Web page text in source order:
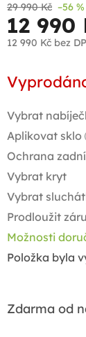
29 990 Kč –56 %
12 990
12 990 Kč bez
cena:
Vybrat
Aplikovat sklo
Ochrana
Vybrat kryt
Vybrat
Prodloužit
Možnosti
Položka byla
Zdarma od